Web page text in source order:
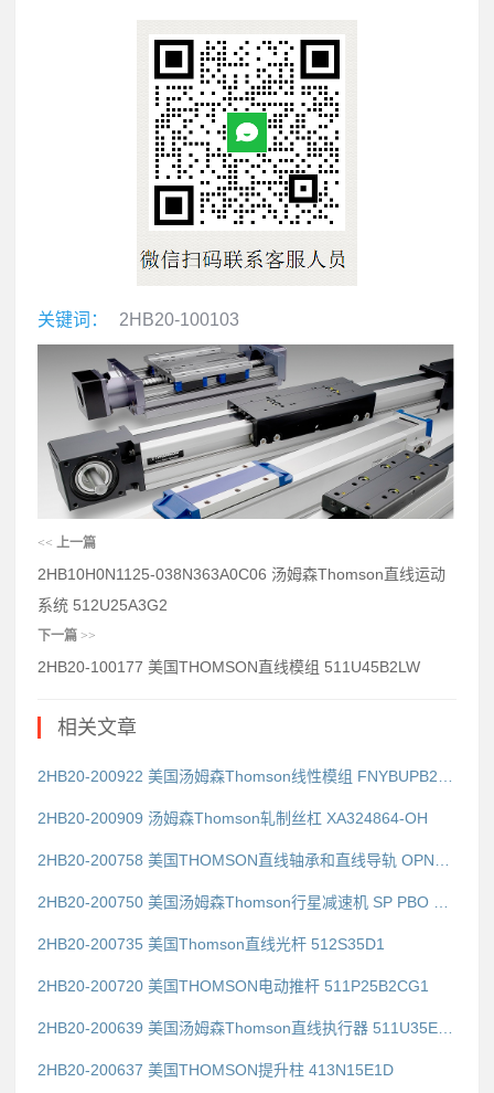
关键词： 2HB20-100103
<< 上一篇
2HB10H0N1125-038N363A0C06 汤姆森Thomson直线运动
系统 512U25A3G2
下一篇 >>
2HB20-100177 美国THOMSON直线模组 511U45B2LW
相关文章
2HB20-200909 汤姆森Thomson轧制丝杠 XA324864-OH
2HB20-200735 美国Thomson直线光杆 512S35D1
2HB20-200720 美国THOMSON电动推杆 511P25B2CG1
2HB20-200637 美国THOMSON提升柱 413N15E1D